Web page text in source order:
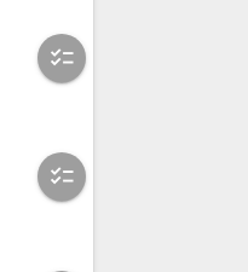
checklist
checklist